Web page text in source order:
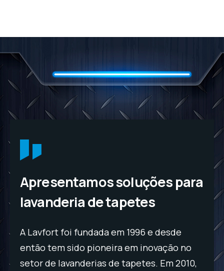
Apresentamos soluções para
lavanderia de tapetes
A Lavfort foi fundada em 1996 e desde
então tem sido pioneira em inovação no
setor de lavanderias de tapetes. Em 2010,
A